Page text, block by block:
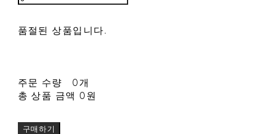
품절된 상품입니다.
주문 수량
0개
총 상품 금액 0원
구매하기